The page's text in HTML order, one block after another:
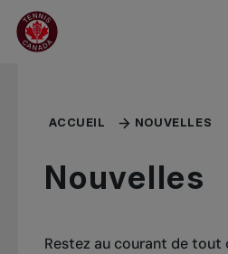
Sauter au menu principal
Sauter au contenu principal
Sauter au pied de page
ACCUEIL NOUVELLES
Nouvelles
Restez au courant de tout